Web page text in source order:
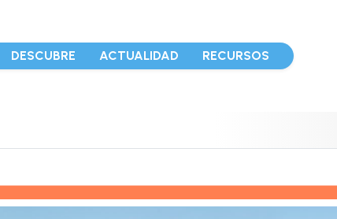
DESCUBRE ACTUALIDAD RECURSOS